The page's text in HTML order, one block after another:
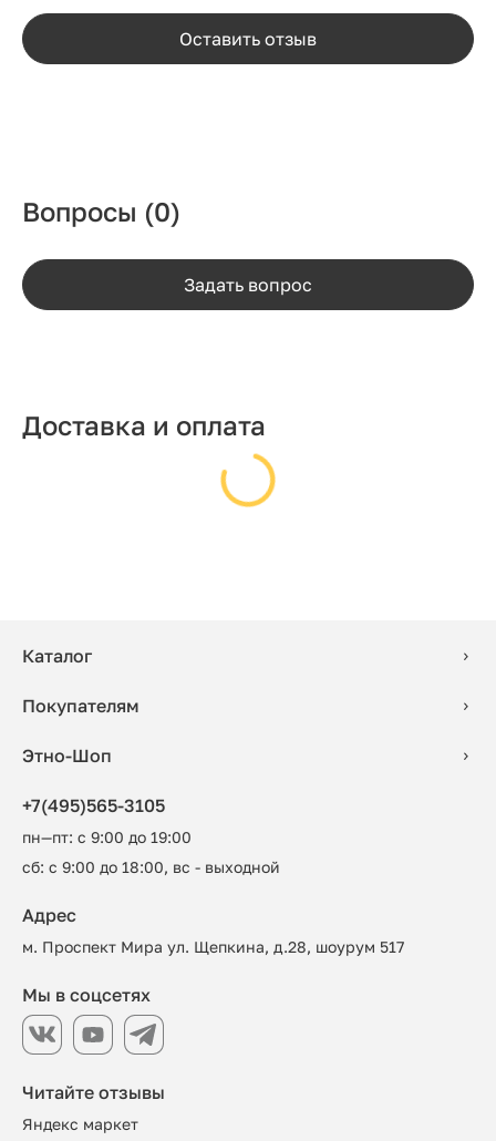
Оставить отзыв
Вопросы (0)
Задать вопрос
Доставка и оплата
Каталог
Покупателям
Этно-Шоп
+7(495)565-3105
пн—пт: с 9:00 до 19:00
сб: с 9:00 до 18:00, вс - выходной
Читайте отзывы
Яндекс маркет
Адрес
м. Проспект Мира ул. Щепкина, д.28, шоурум 517
Мы в соцсетях